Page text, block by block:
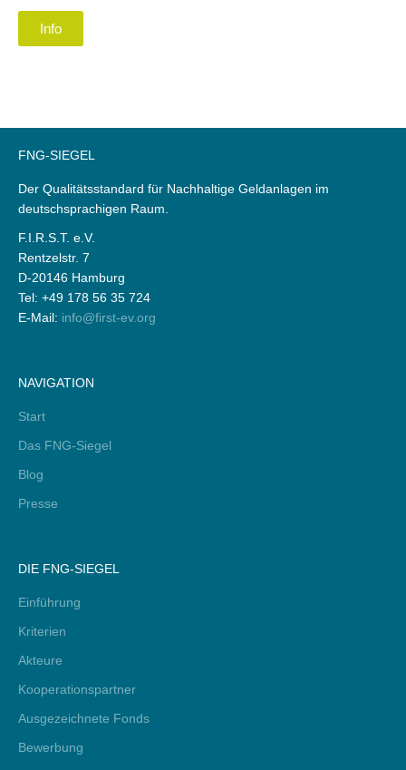
Info
FNG-SIEGEL
Der Qualitätsstandard für Nachhaltige Geldanlagen im
deutschsprachigen Raum.
F.I.R.S.T. e.V.
Rentzelstr. 7
D-20146 Hamburg
Tel: +49 178 56 35 724
E-Mail: info@first-ev.org
NAVIGATION
Start
Das FNG-Siegel
Blog
Presse
DIE FNG-SIEGEL
Einführung
Kriterien
Akteure
Kooperationspartner
Ausgezeichnete Fonds
Bewerbung